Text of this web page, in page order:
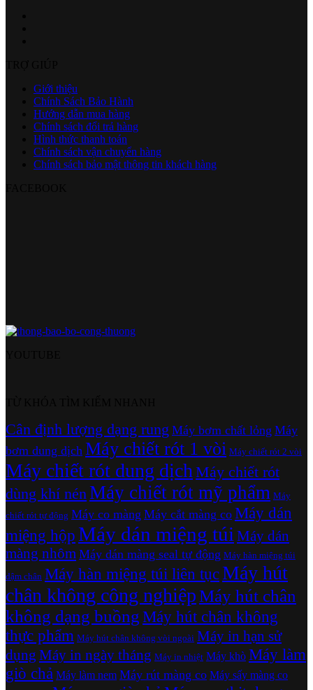
Giới thiệu
Chính Sách Bảo Hành
Hướng dẫn mua hàng
Chính sách đổi trả hàng
Hình thức thanh toán
Chính sách vận chuyển hàng
Chính sách bảo mật thông tin khách hàng
Cân định lượng dạng rung Máy bơm chất lỏng Máy
bơm dung dịch Máy chiết rót 1 vòi Máy chiết rót 2 vòi
Máy chiết rót dung dịchMáy chiết rót
dùng khí nénMáy chiết rót mỹ phẩm Máy
chiết rót tự động Máy co màng Máy cắt màng co Máy dán
miệng hộpMáy dán miệng túi Máy dán
màng nhôm Máy dán màng seal tự động Máy hàn miệng túi
dậm chân Máy hàn miệng túi liên tụcMáy hút
chân không công nghiệpMáy hút chân
không dạng buồngMáy hút chân không
thực phẩm Máy hút chân không vòi ngoài Máy in hạn sử
dụng Máy in ngày tháng Máy in nhiệt Máy khò Máy làm
giò chả Máy làm nem Máy rút màng co Máy sấy màng co